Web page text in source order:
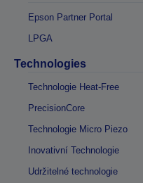
Epson Partner Portal
LPGA
Technologies
Technologie Heat-Free
PrecisionCore
Technologie Micro Piezo
Inovativní Technologie
Udržitelné technologie